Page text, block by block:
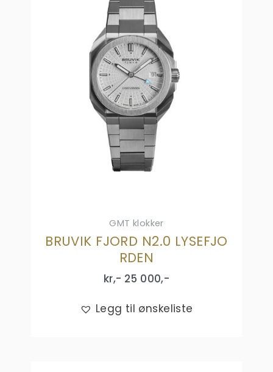
GMT klokker
BRUVIK FJORD N2.0 LYSEFJO
RDEN
kr,- 25 000,-
Legg til ønskeliste